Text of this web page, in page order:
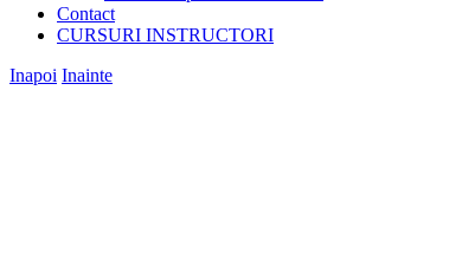
Contact
CURSURI INSTRUCTORI
Inapoi Inainte